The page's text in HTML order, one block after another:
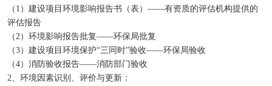
（1）建设项目环境影响报告书（表）——有资质的评估机构提供的
评估报告
（2）环境影响报告批复——环保局批复
（3）建设项目环境保护“三同时”验收——环保局验收
（4）消防验收报告——消防部门验收
2、环境因素识别、评价与更新：